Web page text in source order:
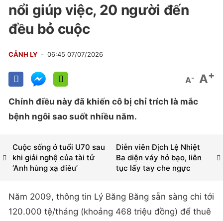
nổi giúp việc, 20 người đến
đều bỏ cuộc
CẢNH LY 06:45 07/07/2026
A- A+
Chính điều này đã khiến cô bị chỉ trích là mắc
bệnh ngôi sao suốt nhiều năm.
Diễn viên Địch Lệ Nhiệt
Ba diện váy hở bạo, liên
tục lấy tay che ngực
Cuộc sống ở tuổi U70 sau
khi giải nghệ của tài tử
‘Anh hùng xạ điêu’
Năm 2009, thông tin Lý Băng Băng sẵn sàng chi tới
120.000 tệ/tháng (khoảng 468 triệu đồng) để thuê